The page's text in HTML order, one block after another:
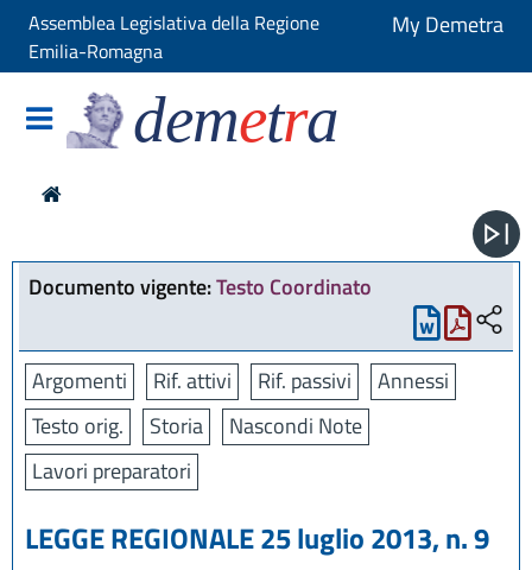
Assemblea Legislativa della Regione
Emilia-Romagna
My Demetra
demetra
Documento vigente:Testo Coordinato
Argomenti Rif. attivi Rif. passivi
Annessi
Testo orig.
Storia
Nascondi Note
Lavori preparatori
LEGGE REGIONALE 25 luglio 2013, n. 9